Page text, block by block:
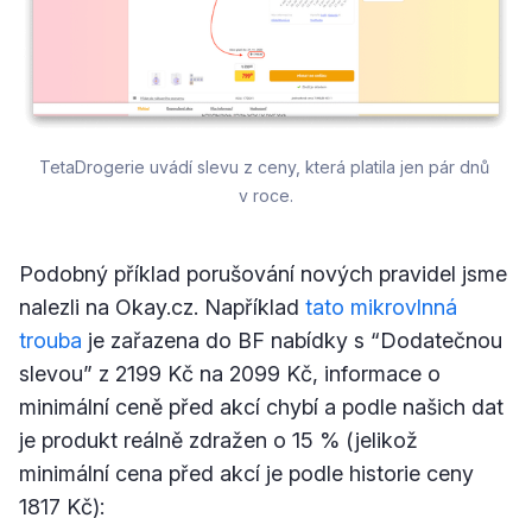
TetaDrogerie uvádí slevu z ceny, která platila jen pár dnů
v roce.
Podobný příklad porušování nových pravidel jsme
nalezli na Okay.cz. Například tato mikrovlnná
trouba je zařazena do BF nabídky s “Dodatečnou
slevou” z 2199 Kč na 2099 Kč, informace o
minimální ceně před akcí chybí a podle našich dat
je produkt reálně zdražen o 15 % (jelikož
minimální cena před akcí je podle historie ceny
1817 Kč):